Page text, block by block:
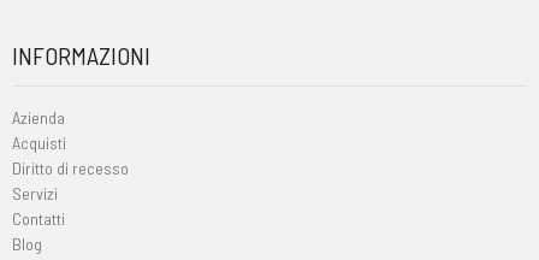
INFORMAZIONI
Azienda
Acquisti
Diritto di recesso
Servizi
Contatti
Blog